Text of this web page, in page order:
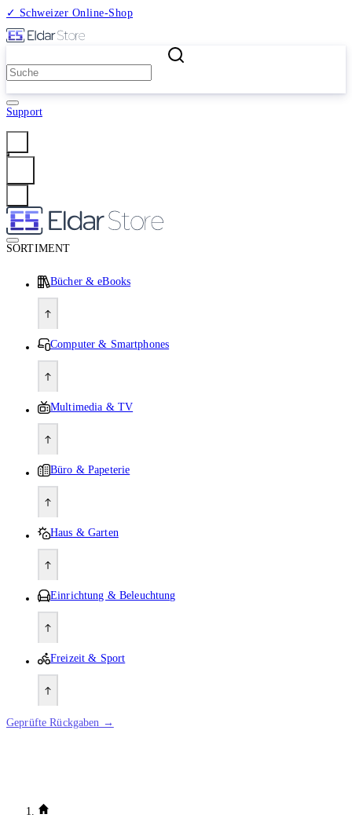
✓ Schweizer Online-Shop
Support
SORTIMENT
Bücher & eBooks
Computer & Smartphones
Multimedia & TV
Büro & Papeterie
Haus & Garten
Einrichtung & Beleuchtung
Freizeit & Sport
Geprüfte Rückgaben →